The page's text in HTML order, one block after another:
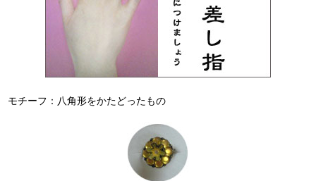
モチーフ：八角形をかたどったもの